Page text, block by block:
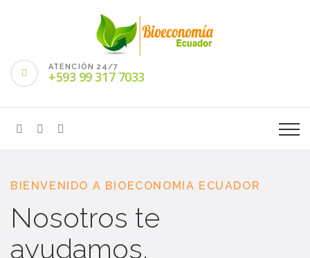
ATENCIÓN 24/7
+593 99 317 7033
BIENVENIDO A BIOECONOMIA ECUADOR
Profesionales
destacados.